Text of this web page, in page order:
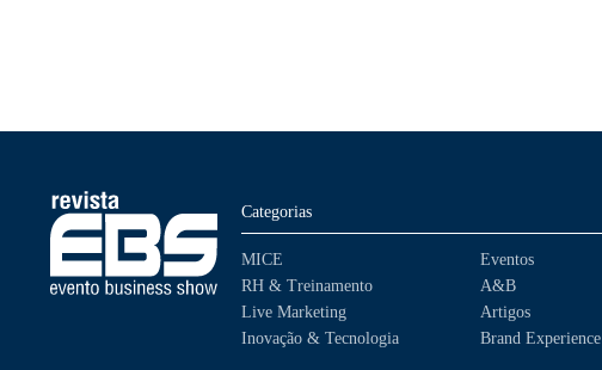
Categorias
MICE
RH & Treinamento
Live Marketing
Inovação & Tecnologia
Eventos
A&B
Artigos
Brand Experience